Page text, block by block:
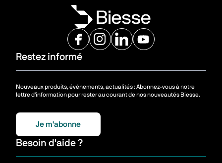
Restez informé
Nouveaux produits, événements, actualités : Abonnez-vous à notre
lettre d'information pour rester au courant de nos nouveautés Biesse.
Je m'abonne
Besoin d'aide ?